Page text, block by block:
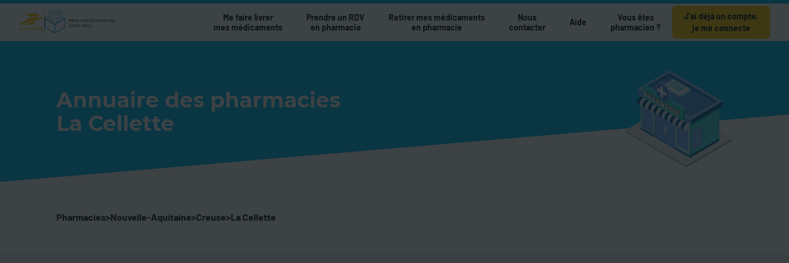
Me faire livrer
mes médicaments
Prendre un RDV
en pharmacie
Retirer mes médicaments
en pharmacie
Nous
contacter
Aide
Vous êtes
pharmacien ?
J’ai déjà un compte,
je me connecte
Annuaire des pharmacies
La Cellette
Pharmacies>Nouvelle-Aquitaine>Creuse>La Cellette